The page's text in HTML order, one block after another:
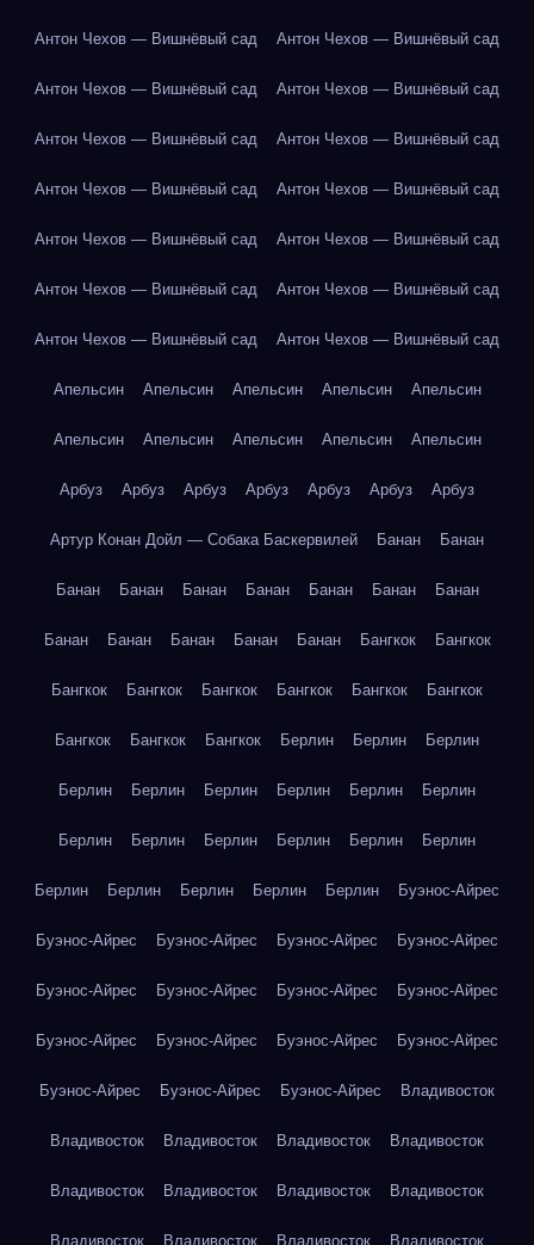
Антон Чехов — Вишнёвый сад Антон Чехов — Вишнёвый сад
Антон Чехов — Вишнёвый сад Антон Чехов — Вишнёвый сад
Антон Чехов — Вишнёвый сад Антон Чехов — Вишнёвый сад
Антон Чехов — Вишнёвый сад Антон Чехов — Вишнёвый сад
Антон Чехов — Вишнёвый сад Антон Чехов — Вишнёвый сад
Антон Чехов — Вишнёвый сад Антон Чехов — Вишнёвый сад
Антон Чехов — Вишнёвый сад Антон Чехов — Вишнёвый сад
Апельсин Апельсин Апельсин Апельсин Апельсин
Апельсин Апельсин Апельсин Апельсин Апельсин
Арбуз Арбуз Арбуз Арбуз Арбуз Арбуз Арбуз
Артур Конан Дойл — Собака Баскервилей Банан Банан
Банан Банан Банан Банан Банан Банан Банан
Банан Банан Банан Банан Банан Бангкок Бангкок
Бангкок Бангкок Бангкок Бангкок Бангкок Бангкок
Бангкок Бангкок Бангкок Берлин Берлин Берлин
Берлин Берлин Берлин Берлин Берлин Берлин
Берлин Берлин Берлин Берлин Берлин Берлин
Берлин Берлин Берлин Берлин Берлин Буэнос-Айрес
Буэнос-Айрес Буэнос-Айрес Буэнос-Айрес Буэнос-Айрес
Буэнос-Айрес Буэнос-Айрес Буэнос-Айрес Буэнос-Айрес
Буэнос-Айрес Буэнос-Айрес Буэнос-Айрес Буэнос-Айрес
Буэнос-Айрес Буэнос-Айрес Буэнос-Айрес Владивосток
Владивосток Владивосток Владивосток Владивосток
Владивосток Владивосток Владивосток Владивосток
Владивосток Владивосток Владивосток Владивосток